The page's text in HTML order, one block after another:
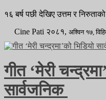
१६ बर्ष पछी देखिए उत्तम र
Cine Pati २०८१, अश्विन१७,
गीत ‘मेरी
सार्वजनिक